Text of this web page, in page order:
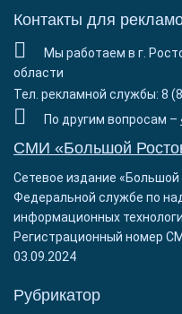
Контакты для
Мы работаем в г.
области
Тел. рекламной службы: 8
По другим вопросам –
СМИ «Большой
Сетевое издание «Большой
Федеральной службе по
информационных
Регистрационный номер
03.09.2024
Рубрикатор